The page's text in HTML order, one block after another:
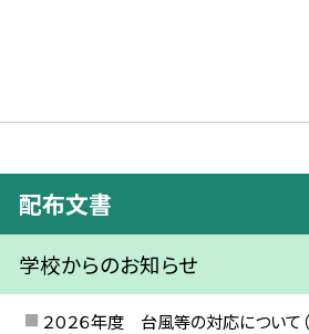
配布文書
学校からのお知らせ
２０２６年度 台風等の対応について